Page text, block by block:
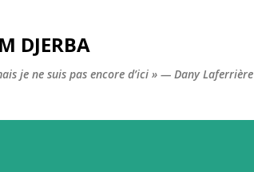
DJERBA
je ne suis pas encore d’ici » — Dany Laferrière